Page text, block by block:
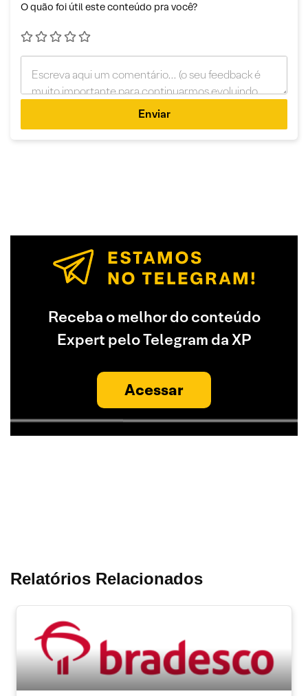
O quão foi útil este conteúdo pra você?
Enviar
Receba o melhor do conteúdo
Expert pelo Telegram da XP
Acessar
Relatórios Relacionados